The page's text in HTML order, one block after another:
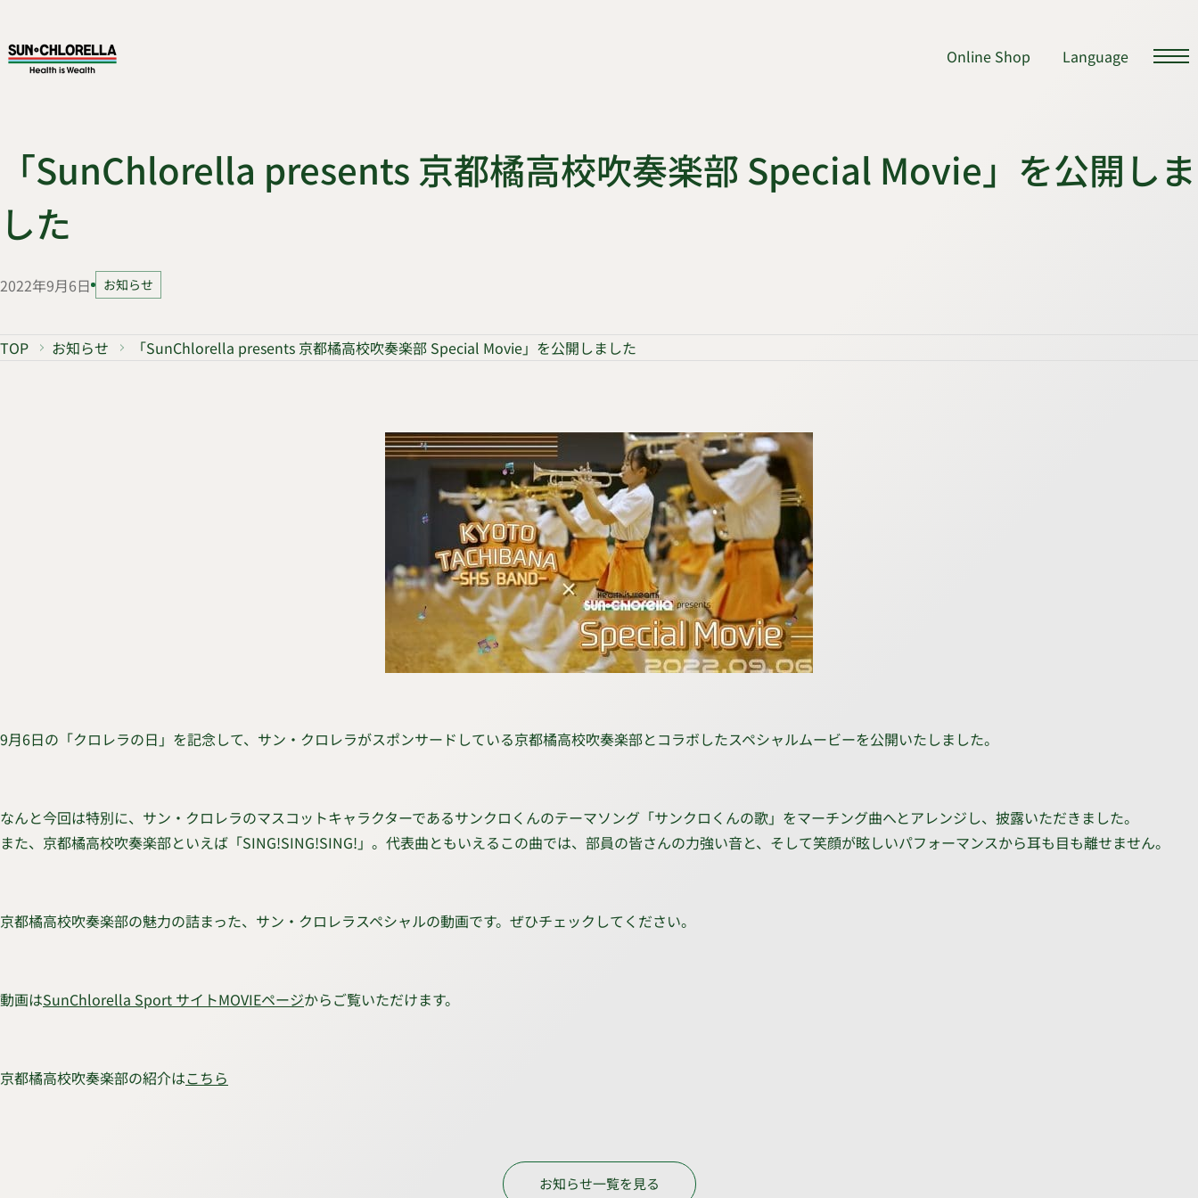
Online Shop Language
「SunChlorella presents 京都橘高校吹奏楽部 Special Movie」を公開しま
した
2022年9月6日 お知らせ
TOP お知らせ 「SunChlorella presents 京都橘高校吹奏楽部 Special Movie」を公開しました
9月6日の「クロレラの日」を記念して、サン・クロレラがスポンサードしている京都橘高校吹奏楽部とコラボしたスペシャルムービーを公開いたしました。
なんと今回は特別に、サン・クロレラのマスコットキャラクターであるサンクロくんのテーマソング「サンクロくんの歌」をマーチング曲へとアレンジし、披露いただきました。
また、京都橘高校吹奏楽部といえば「SING!SING!SING!」。代表曲ともいえるこの曲では、部員の皆さんの力強い音と、そして笑顔が眩しいパフォーマンスから耳も目も離せません。
京都橘高校吹奏楽部の魅力の詰まった、サン・クロレラスペシャルの動画です。ぜひチェックしてください。
動画はSunChlorella Sport サイトMOVIEページからご覧いただけます。
京都橘高校吹奏楽部の紹介はこちら
お知らせ一覧を見る